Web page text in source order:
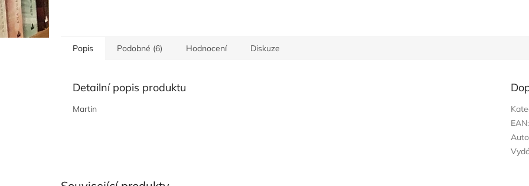
Popis Podobné (6) Hodnocení Diskuze
Detailní popis produktu
Martin
EAN: